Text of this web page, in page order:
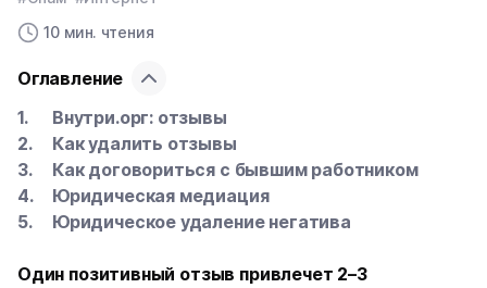
10 мин. чтения
Оглавление
Внутри.орг: отзывы
Как удалить отзывы
Как договориться с бывшим работником
Юридическая медиация
Юридическое удаление негатива
Один позитивный отзыв привлечет 2–3